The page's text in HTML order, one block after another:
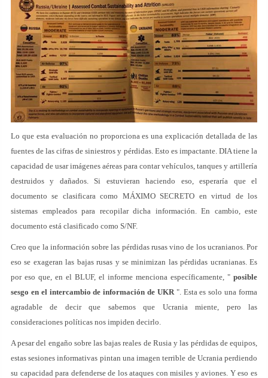
Lo que esta evaluación no proporciona es una explicación detallada de las
fuentes de las cifras de siniestros y pérdidas. Esto es impactante. DIA tiene la
capacidad de usar imágenes aéreas para contar vehículos, tanques y artillería
destruidos y dañados. Si estuvieran haciendo eso, esperaría que el
documento se clasificara como MÁXIMO SECRETO en virtud de los
sistemas empleados para recopilar dicha información. En cambio, este
documento está clasificado como S/NF.
Creo que la información sobre las pérdidas rusas vino de los ucranianos. Por
eso se exageran las bajas rusas y se minimizan las pérdidas ucranianas. Es
por eso que, en el BLUF, el informe menciona específicamente, " posible
sesgo en el intercambio de información de UKR ". Esta es solo una forma
agradable de decir que sabemos que Ucrania miente, pero las
consideraciones políticas nos impiden decirlo.
A pesar del engaño sobre las bajas reales de Rusia y las pérdidas de equipos,
estas sesiones informativas pintan una imagen terrible de Ucrania perdiendo
su capacidad para defenderse de los ataques con misiles y aviones. Y eso es